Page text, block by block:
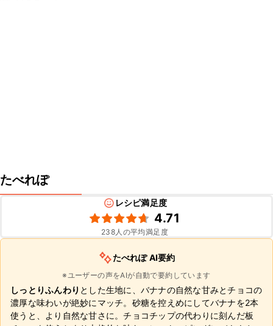
たべれぽ
レシピ満足度
4.71
238人の平均満足度
たべれぽ AI要約
※ユーザーの声をAIが自動で要約しています
しっとりふんわり とした生地に、バナナの自然な甘みとチョコの
濃厚な味わいが絶妙にマッチ。砂糖を控えめにしてバナナを2本
使うと、より自然な甘さに。チョコチップの代わりに刻んだ板